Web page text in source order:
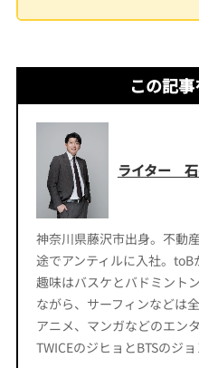
この記
ライター
神奈川県藤沢市出身。不動
途でアンティルに入社。toB
趣味はバスケとバドミント
ながら、サーフィンなどは
アニメ、マンガなどのエン
TWICEのジヒョとBTSのジョ